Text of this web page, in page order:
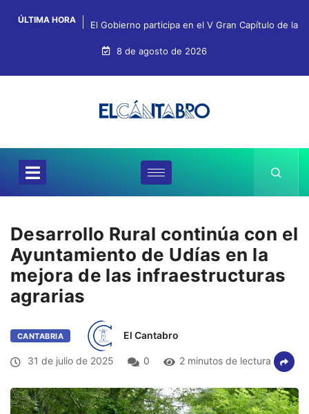
ÚLTIMA HORA El Gobierno participa en el V Gran Capítulo de la
8 de agosto de 2026
Desarrollo Rural continúa con el
Ayuntamiento de Udías en la
mejora de las infraestructuras
agrarias
CANTABRIA El Cantabro
31 de julio de 2025 0 2 minutos de lectura